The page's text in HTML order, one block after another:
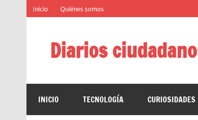
contenido
Inicio Quiénes somos
Diarios
INICIO TECNOLOGÍA CURIOSIDADES